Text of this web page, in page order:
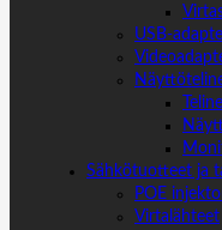
USB-
Sähkötuotteet ja
POE
Virtalähteet